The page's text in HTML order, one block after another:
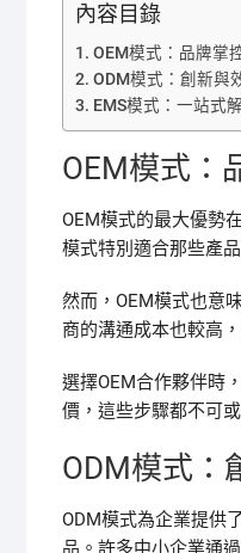
內容目錄
OEM模式：品牌掌
ODM模式：創新與
EMS模式：一站式
OEM模式：
OEM模式的最大優勢
模式特別適合那些產
然而，OEM模式也意
商的溝通成本也較高
選擇OEM合作夥伴時
價，這些步驟都不可
ODM模式：
ODM模式為企業提供
品。許多中小企業通